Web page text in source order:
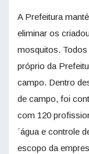
A Prefeitura
eliminar os
mosquitos.
próprio da
campo. Dentro
de campo, foi
com 120
´água e controle
escopo da